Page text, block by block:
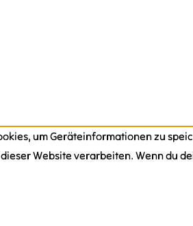
um Geräteinformationen zu
Website verarbeiten. Wenn du